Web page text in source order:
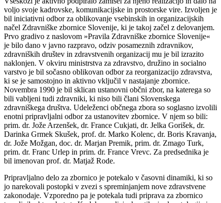
voljo svoje kadrovske, komunikacijske in prostorske vire. Izvoljen je
bil iniciativni odbor za oblikovanje vsebinskih in organizacijskih
načel Zdravniške zbornice Slovenije, ki je takoj začel z delovanjem.
Prvo gradivo z naslovom »Pravila Zdravniške zbornice Slovenije«
je bilo dano v javno razpravo, odziv posameznih zdravnikov,
zdravniških društev in zdravstvenih organizacij mu je bil izrazito
naklonjen. V okviru ministrstva za zdravstvo, družino in socialno
varstvo je bil sočasno oblikovan odbor za reorganizacijo zdravstva,
ki se je samostojno in aktivno vključil v nastajanje zbornice.
Novembra 1990 je bil sklican ustanovni občni zbor, na katerega so
bili vabljeni tudi zdravniki, ki niso bili člani Slovenskega
zdravniškega društva. Udeleženci občnega zbora so soglasno izvolili
enotni pripravljalni odbor za ustanovitev zbornice. V njem so bili:
prim. dr. Jože Arzenšek, dr. France Cukjati, dr. Jelka Gorišek, dr.
Darinka Grmek Skušek, prof. dr. Marko Kolenc, dr. Boris Kravanja,
dr. Jože Možgan, doc. dr. Marjan Premik, prim. dr. Zmago Turk,
prim. dr. Franc Urlep in prim. dr. France Vrevc. Za predsednika je
bil imenovan prof. dr. Matjaž Rode.
Pripravljalno delo za zbornico je potekalo v časovni dinamiki, ki so
jo narekovali postopki v zvezi s spreminjanjem nove zdravstvene
zakonodaje. Vzporedno pa je potekala tudi priprava za zbornico